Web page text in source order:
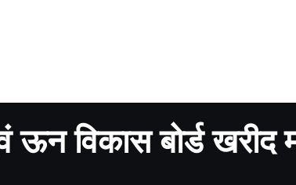
ऊन विकास बोर्ड खरीद